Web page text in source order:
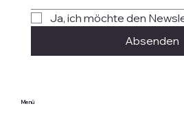
Menü
Ja, ich möchte den
Absenden